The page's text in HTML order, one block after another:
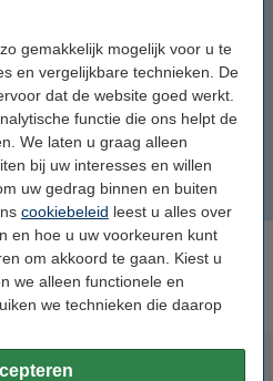
gemakkelijk mogelijk voor u te
en vergelijkbare technieken. De
dat de website goed werkt.
functie die ons helpt de
We laten u graag alleen
bij uw interesses en willen
uw gedrag binnen en buiten
cookiebeleid leest u alles over
en hoe u uw voorkeuren kunt
om akkoord te gaan. Kiest u
we alleen functionele en
we technieken die daarop
producten